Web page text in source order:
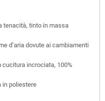
tenacità, tinto in massa
d’aria dovute ai cambiamenti
incrociata, 100%
in poliestere